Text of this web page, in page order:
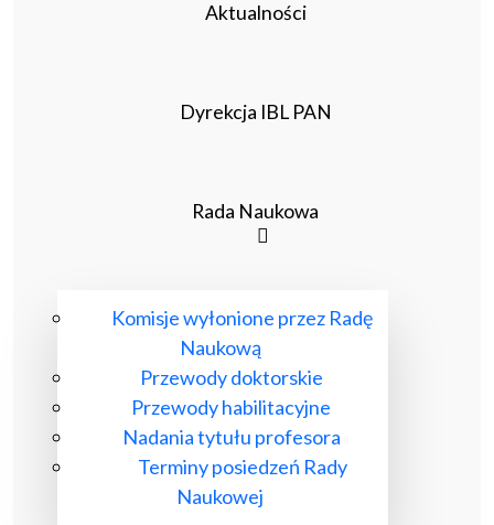
Aktualności
Dyrekcja IBL PAN
Rada Naukowa
Komisje wyłonione przez Radę
Naukową
Przewody doktorskie
Przewody habilitacyjne
Nadania tytułu profesora
Terminy posiedzeń Rady
Naukowej